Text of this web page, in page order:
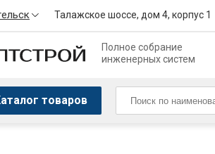
Талажское шоссе, дом 4, корпус 1
Полное собрание
инженерных систем
товаров